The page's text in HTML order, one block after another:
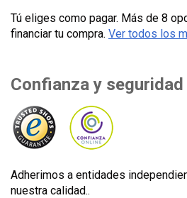
Tú eliges como pagar. Más de 8
financiar tu compra. Ver todos los
Confianza y seguridad
Adherimos a entidades
nuestra calidad..